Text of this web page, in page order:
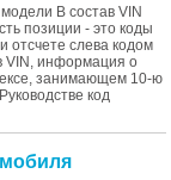
В состав VIN
позиции - это коды
отсчете слева кодом
VIN, информация о
занимающем 10-ю
код